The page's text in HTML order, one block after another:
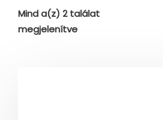
Mind a(z) 2 találat
megjelenítve